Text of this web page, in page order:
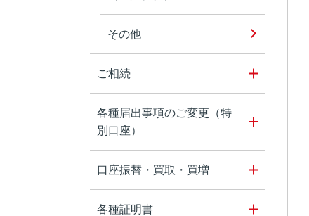
その他
ご相続
各種届出事項のご変更（特
別口座）
口座振替・買取・買増
各種証明書